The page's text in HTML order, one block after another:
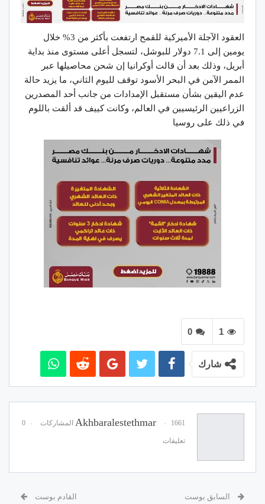
العقود الآجلة الأميركية للقمح ارتفعت بأكثر من 3% خلال
يومين إلى 7.1 دولار للبوشل، لتسجل أعلى مستوى منذ بداية
أبريل، وذلك بعد أن قالت أوكرانيا إن شحن محاصيلها عبر
الممر الآمن في البحر الأسود توقف لليوم الثاني، ما يزيد حالة
عدم اليقين بشأن مستقبل الإمدادات من جانب أحد المصدرين
الزراعيين الرئيسيين في العالم، وكانت كييف قد ألقت باللوم
في ذلك على روسيا
0 1
شارك
Akhbaralestethmar 1661 المشاركات 0
تعليقات
السابق بوست
القادم بوست